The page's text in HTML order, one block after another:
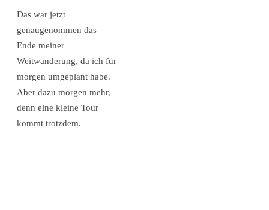
Das war jetzt
genaugenommen das
Ende meiner
Weitwanderung, da ich für
morgen umgeplant habe.
Aber dazu morgen mehr,
denn eine kleine Tour
kommt trotzdem.